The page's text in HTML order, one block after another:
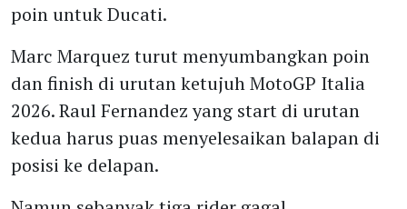
poin untuk Ducati.
Marc Marquez turut menyumbangkan poin
dan finish di urutan ketujuh MotoGP Italia
2026. Raul Fernandez yang start di urutan
kedua harus puas menyelesaikan balapan di
posisi ke delapan.